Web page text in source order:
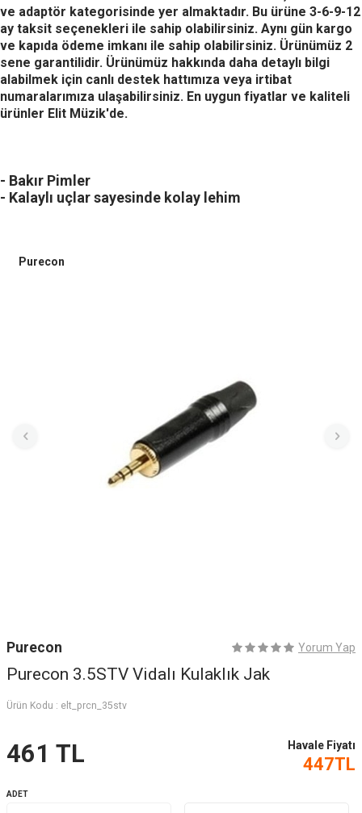
ve adaptör kategorisinde yer almaktadır. Bu ürüne 3-6-9-12
ay taksit seçenekleri ile sahip olabilirsiniz. Aynı gün kargo
ve kapıda ödeme imkanı ile sahip olabilirsiniz. Ürünümüz 2
sene garantilidir. Ürünümüz hakkında daha detaylı bilgi
alabilmek için canlı destek hattımıza veya irtibat
numaralarımıza ulaşabilirsiniz. En uygun fiyatlar ve kaliteli
ürünler Elit Müzik'de.
- Bakır Pimler
- Kalaylı uçlar sayesinde kolay lehim
Purecon
Purecon Yorum Yap
Purecon 3.5STV Vidalı Kulaklık Jak
Ürün Kodu : elt_prcn_35stv
461 TL Havale Fiyatı
447TL
ADET